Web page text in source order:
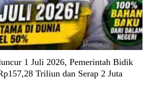
1 Juli 2026, Pemerintah Bidik
Triliun dan Serap 2 Juta